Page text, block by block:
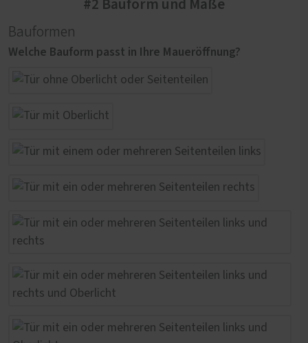
#2 Bauform und Maße
Bauformen
Welche Bauform passt in Ihre Maueröffnung?